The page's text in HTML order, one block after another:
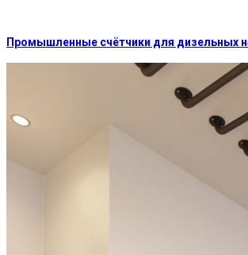
Промышленные счётчики для дизельных